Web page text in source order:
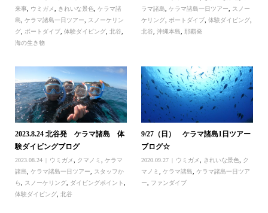
来事, ウミガメ, きれいな景色, ケラマ諸
島, ケラマ諸島一日ツアー, スノーケリン
グ, ボートダイブ, 体験ダイビング, 北谷,
海の生き物
ラマ諸島,ケラマ諸島一日ツアー, スノー
ケリング,ボートダイブ,体験ダイビング,
北谷,沖縄本島,那覇発
2023.8.24 北谷発 ケラマ諸島 体
験ダイビングブログ
2023.08.24 ウミガメ クマノミ
ケラマ
諸島
ケラマ諸島一日ツアー
スタッフか
ら
スノーケリング, ダイビングポイント
体験ダイビング, 北谷
9/27（日） ケラマ諸島1日ツアー
ブログ☆
2020.09.27 ウミガメ きれいな景色
ク
マノミ
,ケラマ諸島 ,ケラマ諸島一日ツア
ー
ファンダイブ